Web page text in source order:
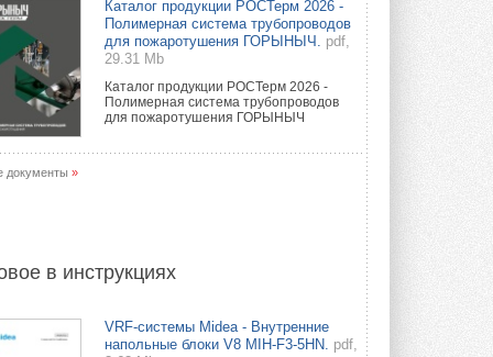
Каталог продукции РОСТерм 2026 -
Полимерная система трубопроводов
для пожаротушения ГОРЫНЫЧ.
pdf,
29.31 Mb
Каталог продукции РОСТерм 2026 -
Полимерная система трубопроводов
для пожаротушения ГОРЫНЫЧ
документы »
в инструкциях
VRF-системы Midea - Внутренние
напольные блоки V8 MIH-F3-5HN. pdf,